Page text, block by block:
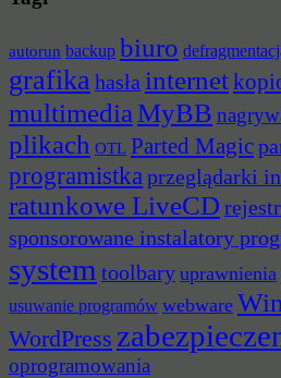
autorun backup biuro
grafika hasła internet
multimediaMyBB
plikach OTL Parted Magic
programistka przeglądarki
ratunkowe LiveCD rejestr
sponsorowane instalatory
system toolbary uprawnienia
usuwanie programów webware
WordPress
oprogramowania